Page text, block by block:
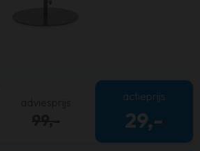
actieprijs
29,-